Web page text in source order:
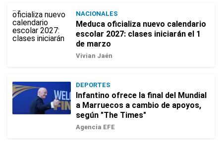
NACIONALES
Meduca oficializa nuevo calendario
escolar 2027: clases iniciarán el 1
de marzo
Vivian Jaén
DEPORTES
Infantino ofrece la final del Mundial
a Marruecos a cambio de apoyos,
según "The Times"
Agencia EFE